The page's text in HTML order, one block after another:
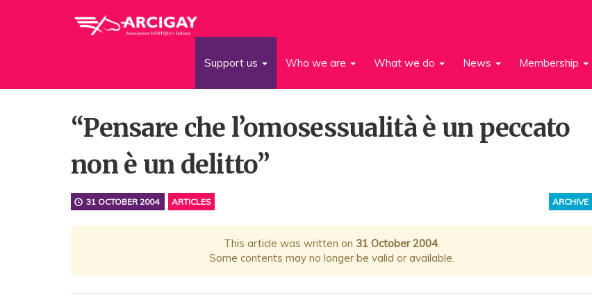
Support us Who we are What we do News Membership
“Pensare che l’omosessualità è un peccato
non è un delitto”
ARCHIVE
31 OCTOBER 2004 ARTICLES
This article was written on 31 October 2004.
Some contents may no longer be valid or available.